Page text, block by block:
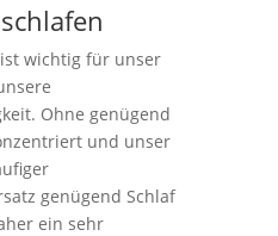
wichtig für unser
Ohne genügend
und unser
genügend Schlaf
ein sehr